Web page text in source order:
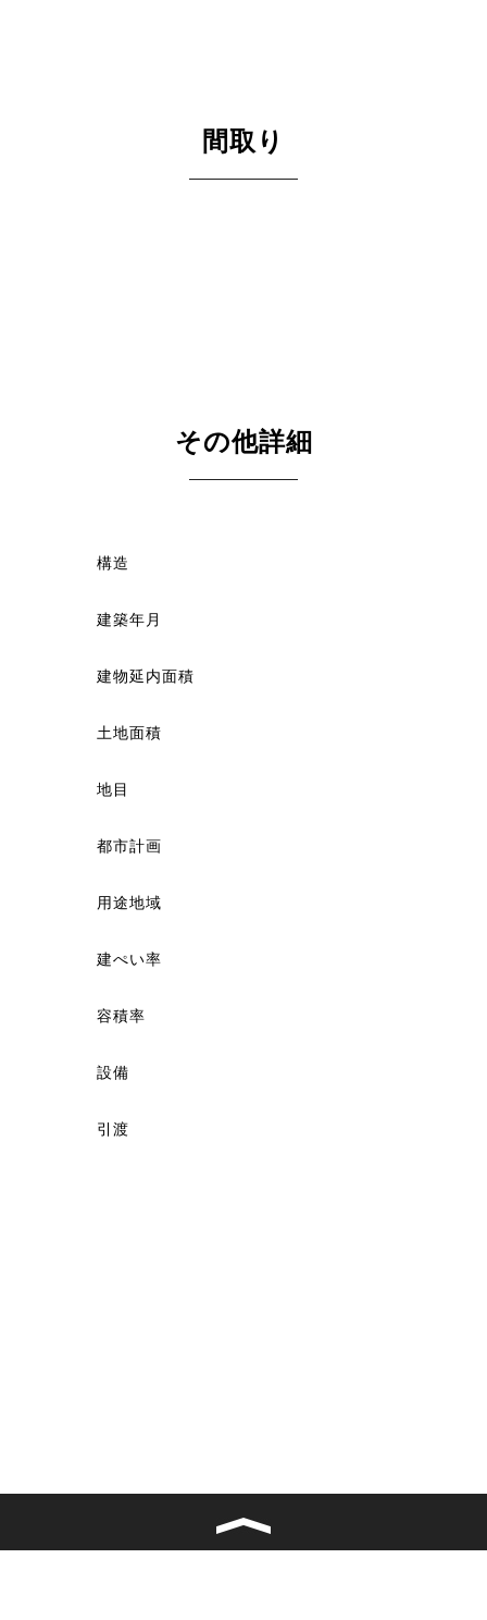
間取り
その他詳細
構造
建築年月
建物延内面積
土地面積
地目
都市計画
用途地域
建ぺい率
容積率
設備
引渡